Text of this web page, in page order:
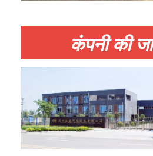
baidu
पोर्टेबल स्पॉट वेल्डिंग मशीन
कंपनी की